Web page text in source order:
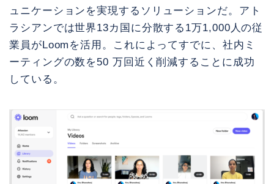
ュニケーションを実現するソリューションだ。アト
ラシアンでは世界13カ国に分散する1万1,000人の従
業員がLoomを活用。これによってすでに、社内ミ
ーティングの数を50 万回近く削減することに成功
している。